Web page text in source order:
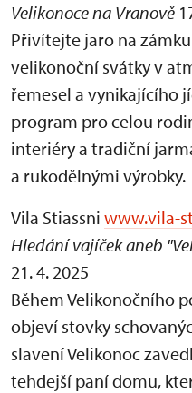
Velikonoce na Vranově
Přivítejte jaro na
velikonoční svátky v
řemesel a vynikajícího
program pro celou
interiéry a tradiční
a rukodělnými výrobky.
Vila Stiassni www.vila-
Hledání vajíček aneb
21. 4. 2025
Během Velikonočního
objeví stovky
slavení Velikonoc
tehdejší paní domu,